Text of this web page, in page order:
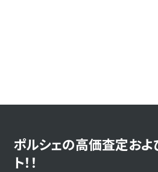
ポルシェの高価査定お
ト！！